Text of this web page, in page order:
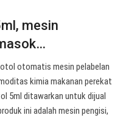
mesin
otomatis mesin pelabelan
kimia makanan perekat
5ml ditawarkan untuk dijual
ini adalah mesin pengisi,